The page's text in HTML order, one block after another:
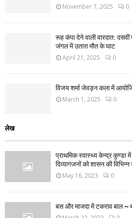
November 7, 2025 0
रूह कंपा देने वाली वारदात:
जंगल में उतारा मौत के घाट
April 21, 2025 0
विजय शर्मा जेवड़न कला में
March 1, 2025 0
लेख
प्राथमिक स्वास्थ्य केन्द्र कुण्डा
दिव्यागजनों को शासन की
May 16, 2023 0
बस और माजदा में टकराव बाल ~